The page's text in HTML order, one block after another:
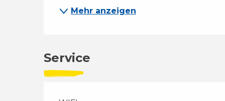
Mehr anzeigen
Service